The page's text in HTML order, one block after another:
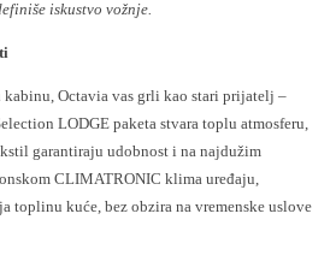
iskustvo vožnje.
kabinu, Octavia vas grli kao stari prijatelj –
LODGE paketa stvara toplu atmosferu,
garantiraju udobnost i na najdužim
CLIMATRONIC klima uređaju,
toplinu kuće, bez obzira na vremenske uslove